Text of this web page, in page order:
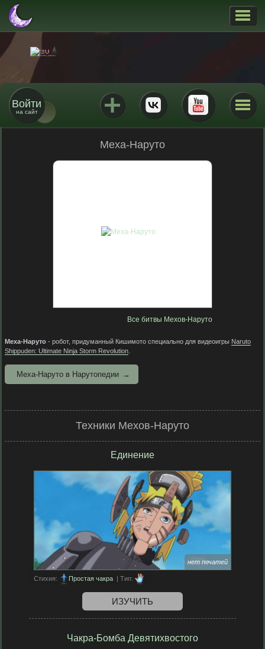
Войти
на сайт
Меха-Наруто
Все битвы Мехов-Наруто
Меха-Наруто - робот, придуманный Кишимото специально для видеоигры Naruto
Shippuden: Ultimate Ninja Storm Revolution
Меха-Наруто в Нарутопедии
Техники Мехов-Наруто
Единение
нет печатей
Стихия: Простая чакра | Тип:
ИЗУЧИТЬ
Чакра-Бомба Девятихвостого